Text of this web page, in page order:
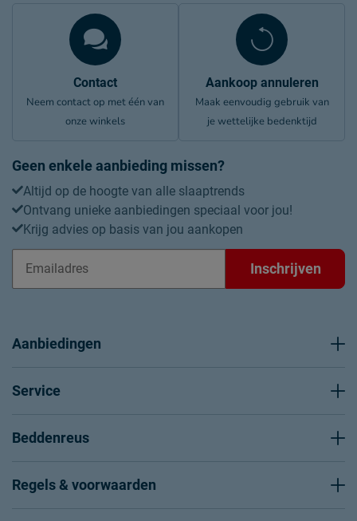
Contact
Neem contact op met één van
onze winkels
Aankoop annuleren
Maak eenvoudig gebruik van
je wettelijke bedenktijd
Geen enkele aanbieding missen?
Altijd op de hoogte van alle slaaptrends
Ontvang unieke aanbiedingen speciaal voor jou!
Krijg advies op basis van jou aankopen
Inschrijven
Aanbiedingen
Service
Beddenreus
Regels & voorwaarden